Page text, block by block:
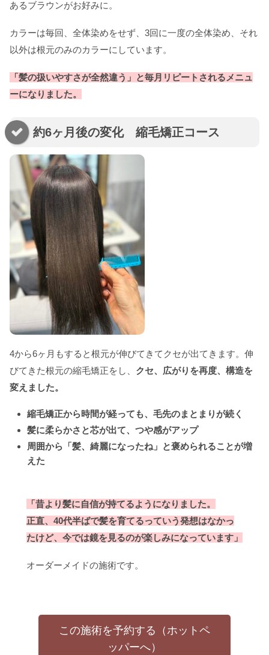
あるブラウンがお好みに。
カラーは毎回、全体染めをせず、3回に一度の全体染め、それ
以外は根元のみのカラーにしています。
「髪の扱いやすさが全然違う」と毎月リピートされるメニュ
ーになりました。
約6ヶ月後の変化 縮毛矯正コース
4から6ヶ月もすると根元が伸びてきてクセが出てきます。伸
びてきた根元の縮毛矯正をし、 クセ、広がりを再度、構造を
変えました。
縮毛矯正から時間が経っても、毛先のまとまりが続く
髪に柔らかさと芯が出て、つや感がアップ
周囲から「髪、綺麗になったね」と褒められることが増
えた
「昔より髪に自信が持てるようになりました。
正直、40代半ばで髪を育てるっていう発想はなかっ
たけど、今では鏡を見るのが楽しみになっています」
オーダーメイドの施術です。
この施術を予約する（ホットペ
ッパーへ）